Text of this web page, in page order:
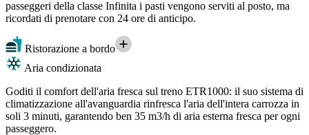
passeggeri della classe Infinita i pasti vengono serviti al posto, ma
ricordati di prenotare con 24 ore di anticipo.
Ristorazione a bordo
Aria condizionata
Goditi il comfort dell'aria fresca sul treno ETR1000: il suo sistema di
climatizzazione all'avanguardia rinfresca l'aria dell'intera carrozza in
soli 3 minuti, garantendo ben 35 m3/h di aria esterna fresca per ogni
passeggero.